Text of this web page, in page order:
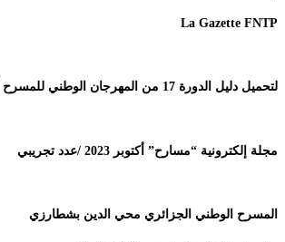
La Gazette FNTP
لتحميل دليل الدورة 17 من المهرجان الوطني للمسرح المحترف
مجلة إلكترونية “مسارح” أكتوبر 2023 /عدد تجريبي
المسرح الوطني الجزائري محي الدين بشطارزي